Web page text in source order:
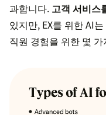
과합니다. 고객 서비스
있지만, EX를 위한 AI
직원 경험을 위한 몇